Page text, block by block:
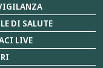
DI SALUTE
LIVE